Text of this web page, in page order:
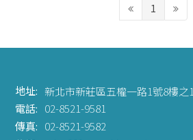
1
地址: 新北市新莊區五權一路1號8樓之1
電話: 02-8521-9581
傳真: 02-8521-9582